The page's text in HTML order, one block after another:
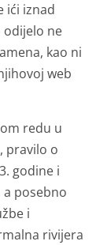
ići iznad
odijelo ne
kao ni
web
redu u
pravilo o
godine i
posebno
i
rivijera